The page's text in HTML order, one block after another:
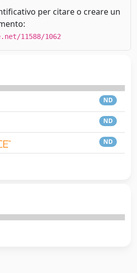
per citare o creare un
11588/1062
ND
ND
ND